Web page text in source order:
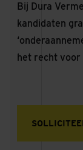
Bij Dura
kandidaten
het recht voor